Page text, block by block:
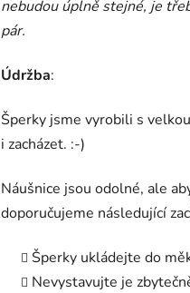
nebudou úplně stejné, je
pár.
Údržba:
Šperky jsme vyrobili s
i zacházet. :-)
Náušnice jsou odolné, ale
doporučujeme následující
Šperky ukládejte do
Nevystavujte je